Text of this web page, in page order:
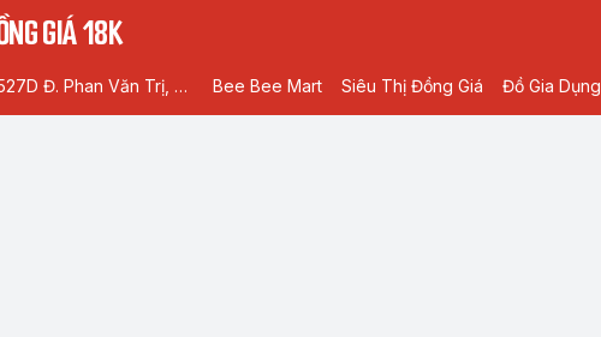
GIÁ 18K
527D Đ. Phan Văn Trị, Phường 5, Gò Vấp, Hồ Chí Minh Bee Bee Mart Siêu Thị Đồng Giá Đồ Gia Dụng